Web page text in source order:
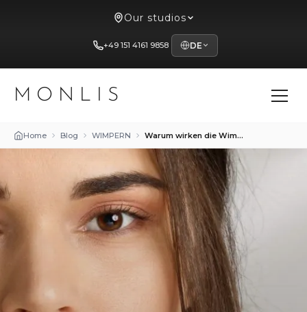
Our studios
+49 151 4161 9858 DE
MONLIS
Home Blog WIMPERN Warum wirken die Wimpern nach dem Entfernen dünner?